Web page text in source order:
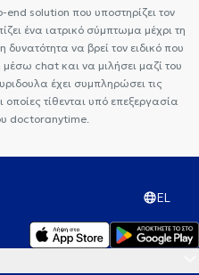
solution που υποστηρίζει τον
ένα ιατρικό σύμπτωμα μέχρι τη
δυνατότητα να βρεί τον ειδικό που
chat και να μιλήσει μαζί του
έχει συμπληρώσει τις
τίθενται υπό επεξεργασία
doctoranytime.
EL